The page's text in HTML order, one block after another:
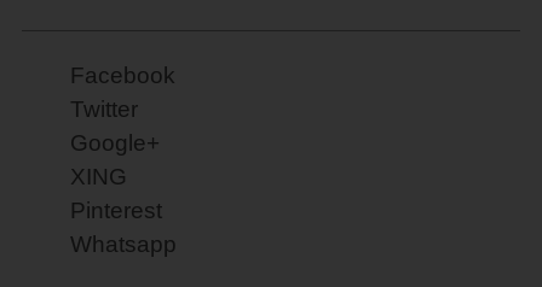
Facebook
Twitter
Google+
XING
Pinterest
Whatsapp